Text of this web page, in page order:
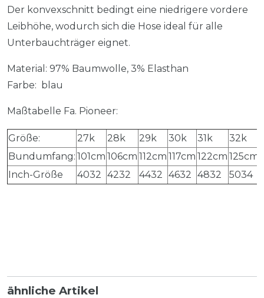
Der konvexschnitt bedingt eine niedrigere vordere
Leibhöhe, wodurch sich die Hose ideal für alle
Unterbauchträger eignet.
Material: 97% Baumwolle, 3% Elasthan
Farbe: blau
Maßtabelle Fa. Pioneer:
Größe: 27k 28k 29k 30k 31k 32k
Bundumfang: 101cm 106cm 112cm 117cm 122cm 125cm
Inch-Größe
4032 4232 4432 4632 4832 5034
ähnliche Artikel